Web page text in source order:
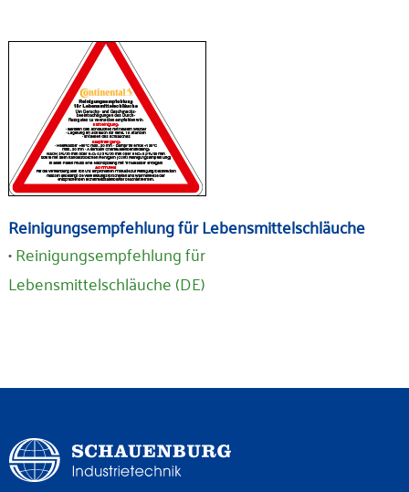
Reinigungsempfehlung für Lebensmittelschläuche
•Reinigungsempfehlung für
Lebensmittelschläuche(DE)